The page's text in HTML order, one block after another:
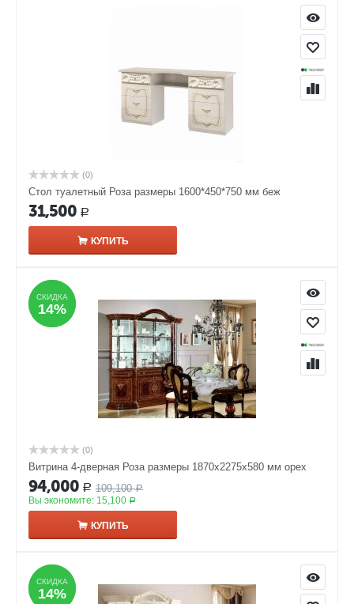
(0)
Стол туалетный Роза размеры 1600*450*750 мм беж
31,500 Р
КУПИТЬ
СКИДКА
14%
СКИДКА
14%
(0)
Витрина 4-дверная Роза размеры 1870x2275x580 мм орех
94,000 Р 109,100 Р
Вы экономите: 15,100 Р
КУПИТЬ
СКИДКА
14%
СКИДКА
14%